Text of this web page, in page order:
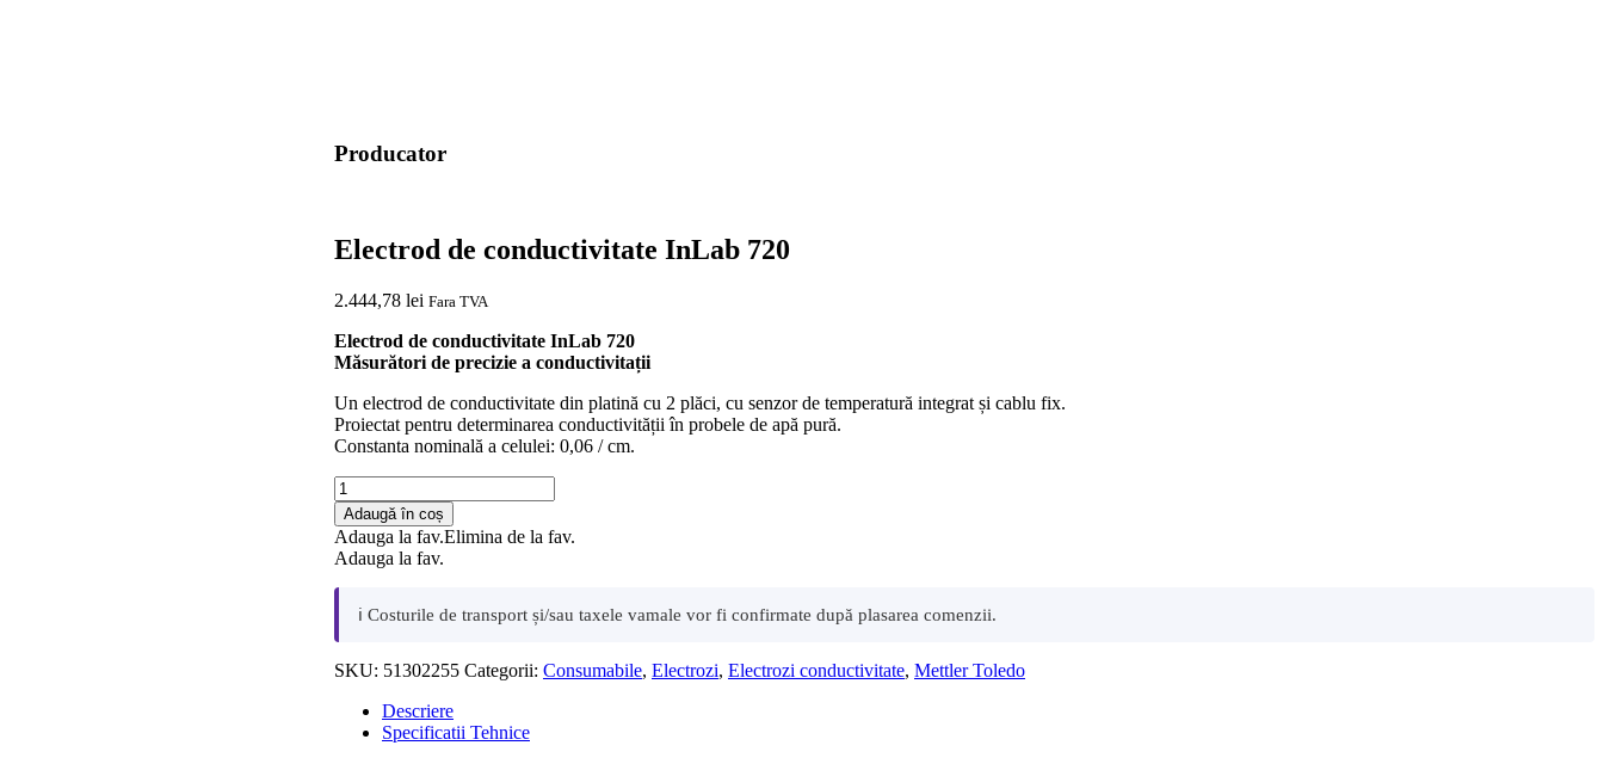
Producator
Electrod de conductivitate InLab 720
2.444,78 lei Fara TVA
Electrod de conductivitate InLab 720
Măsurători de precizie a conductivitații
Un electrod de conductivitate din platină cu 2 plăci, cu senzor de temperatură integrat și cablu fix.
Proiectat pentru determinarea conductivității în probele de apă pură.
Constanta nominală a celulei: 0,06 / cm.
Cantitate
Electrod
de
conductivitate
InLab
720
Adaugă în coș
Adauga la fav.Elimina de la fav.
Adauga la fav.
ℹ️ Costurile de transport și/sau taxele vamale vor fi confirmate după plasarea comenzii.
SKU: 51302255 Categorii: Consumabile, Electrozi, Electrozi conductivitate, Mettler Toledo
Descriere
Specificatii Tehnice